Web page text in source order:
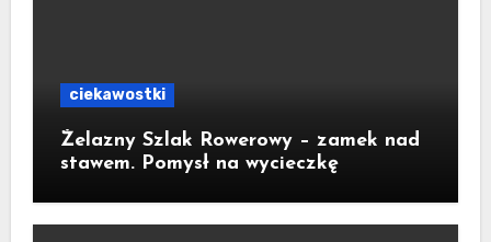
ciekawostki
Żelazny Szlak Rowerowy – zamek nad
stawem. Pomysł na wycieczkę